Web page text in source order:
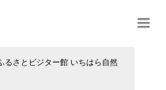
ふるさとビジター館 いちはら自然